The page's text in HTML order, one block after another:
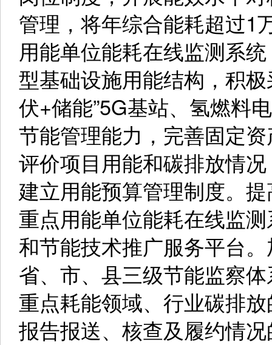
管理，将年综合能耗超过1
用能单位能耗在线监测系
型基础设施用能结构，积
伏+储能”5G基站、氢燃料
节能管理能力，完善固定
评价项目用能和碳排放情
建立用能预算管理制度。
重点用能单位能耗在线监
和节能技术推广服务平台
省、市、县三级节能监察
重点耗能领域、行业碳排
报告报送、核查及履约情